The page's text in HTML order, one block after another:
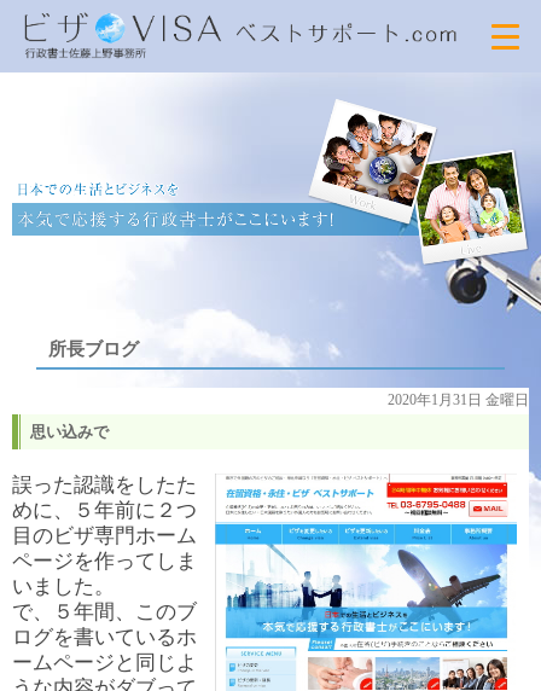
所長ブログ
2020年1月31日 金曜日
思い込みで
誤った認識をしたた
めに、５年前に２つ
目のビザ専門ホーム
ページを作ってしま
いました。
で、５年間、このブ
ログを書いているホ
ームページと同じよ